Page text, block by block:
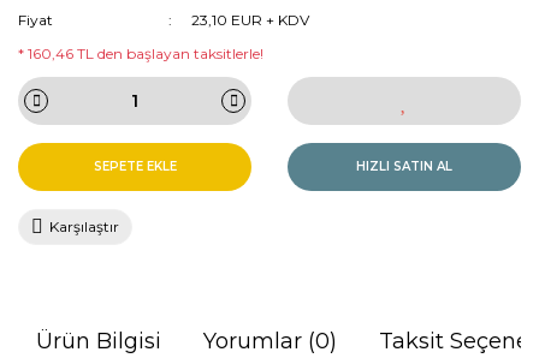
Fiyat
23,10 EUR + KDV
* 160,46 TL den başlayan taksitlerle!
SEPETE EKLE HIZLI SATIN AL
Karşılaştır
Ürün Bilgisi Yorumlar (0) Taksit